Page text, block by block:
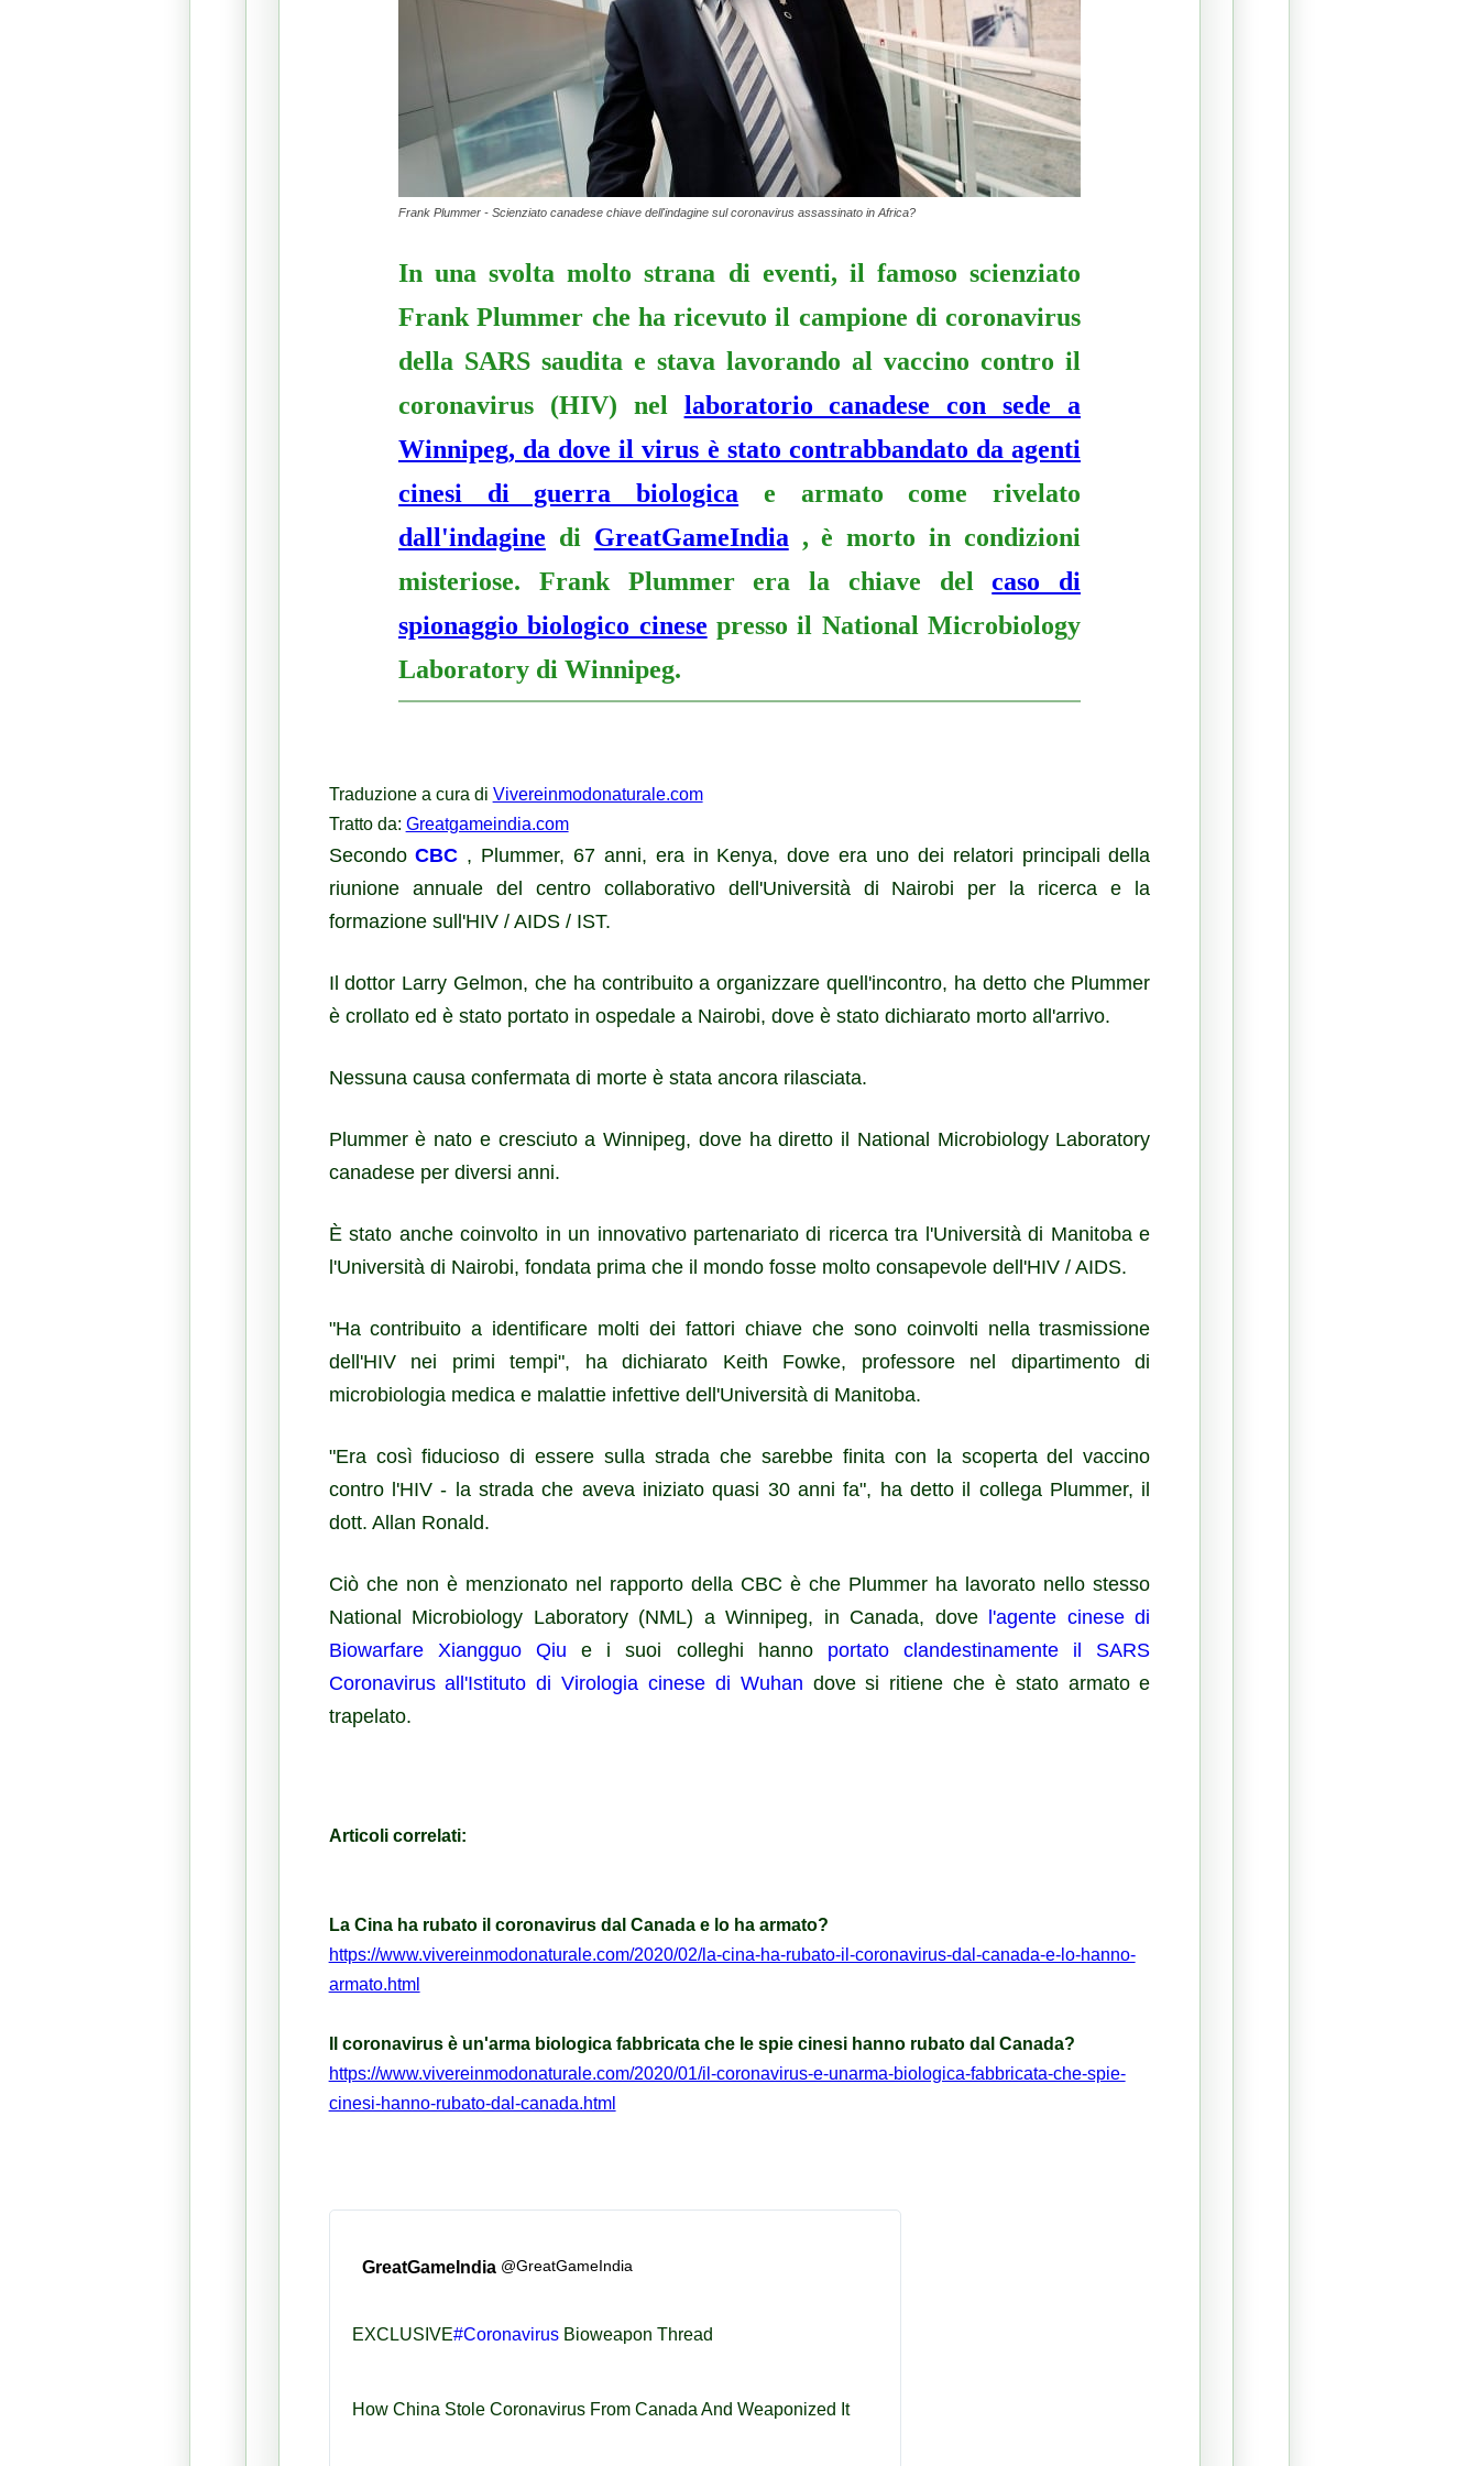
Frank Plummer - Scienziato canadese chiave dell'indagine sul coronavirus assassinato in Africa?
In una svolta molto strana di eventi, il famoso scienziato
Frank Plummer che ha ricevuto il campione di coronavirus
della SARS saudita e stava lavorando al vaccino contro il
coronavirus (HIV) nel laboratorio canadese con sede a
Winnipeg, da dove il virus è stato contrabbandato da agenti
cinesi di guerra biologica e armato come rivelato
dall'indagine di GreatGameIndia , è morto in condizioni
misteriose. Frank Plummer era la chiave delcaso di
spionaggio biologico cinese presso il National Microbiology
Laboratory di Winnipeg.
Traduzione a cura di Vivereinmodonaturale.com
Tratto da: Greatgameindia.com
SecondoCBC , Plummer, 67 anni, era in Kenya, dove era uno dei relatori principali della
riunione annuale del centro collaborativo dell'Università di Nairobi per la ricerca e la
formazione sull'HIV / AIDS / IST.
Il dottor Larry Gelmon, che ha contribuito a organizzare quell'incontro, ha detto che Plummer
è crollato ed è stato portato in ospedale a Nairobi, dove è stato dichiarato morto all'arrivo.
Nessuna causa confermata di morte è stata ancora rilasciata.
Plummer è nato e cresciuto a Winnipeg, dove ha diretto il National Microbiology Laboratory
canadese per diversi anni.
È stato anche coinvolto in un innovativo partenariato di ricerca tra l'Università di Manitoba e
l'Università di Nairobi, fondata prima che il mondo fosse molto consapevole dell'HIV / AIDS.
"Ha contribuito a identificare molti dei fattori chiave che sono coinvolti nella trasmissione
dell'HIV nei primi tempi", ha dichiarato Keith Fowke, professore nel dipartimento di
microbiologia medica e malattie infettive dell'Università di Manitoba.
"Era così fiducioso di essere sulla strada che sarebbe finita con la scoperta del vaccino
contro l'HIV - la strada che aveva iniziato quasi 30 anni fa", ha detto il collega Plummer, il
dott. Allan Ronald.
Ciò che non è menzionato nel rapporto della CBC è che Plummer ha lavorato nello stesso
National Microbiology Laboratory (NML) a Winnipeg, in Canada, dove l'agente cinese di
Biowarfare Xiangguo Qiu e i suoi colleghi hanno portatoclandestinamente il SARS
Coronavirus all'Istituto di Virologia cinese di Wuhan dove si ritiene che è stato armato e
trapelato.
Articoli correlati:
La Cina ha rubato il coronavirus dal Canada e lo ha armato?
https://www.vivereinmodonaturale.com/2020/02/la-cina-ha-rubato-il-coronavirus-dal-canada-e-lo-hanno-
armato.html
Il coronavirus è un'arma biologica fabbricata che le spie cinesi hanno rubato dal Canada?
https://www.vivereinmodonaturale.com/2020/01/il-coronavirus-e-unarma-biologica-fabbricata-che-spie-
cinesi-hanno-rubato-dal-canada.html
GreatGameIndia @GreatGameIndia
EXCLUSIVE#Coronavirus Bioweapon Thread
How China Stole Coronavirus From Canada And Weaponized It